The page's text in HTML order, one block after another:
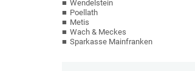
Wendelstein
Poellath
Metis
Wach & Meckes
Sparkasse Mainfranken